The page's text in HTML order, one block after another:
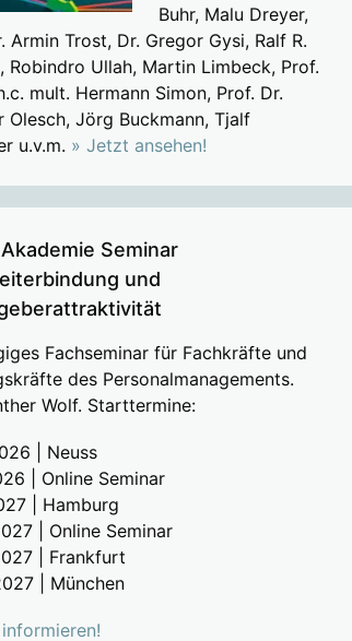
Buhr, Malu Dreyer,
Armin Trost, Dr. Gregor Gysi, Ralf R.
Robindro Ullah, Martin Limbeck, Prof.
mult. Hermann Simon, Prof. Dr.
Olesch, Jörg Buckmann, Tjalf
u.v.m. » Jetzt ansehen!
Seminar
und
Fachseminar für Fachkräfte und
des Personalmanagements.
Wolf. Starttermine:
| Neuss
| Online Seminar
| Hamburg
| Online Seminar
| Frankfurt
| München